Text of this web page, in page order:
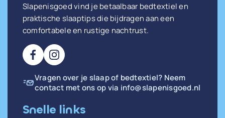
Slapenisgoed vind je betaalbaar bedtextiel en
praktische slaaptips die bijdragen aan een
comfortabele en rustige nachtrust.
Vragen over je slaap of bedtextiel? Neem
contact met ons op via info@slapenisgoed.nl
Snelle links